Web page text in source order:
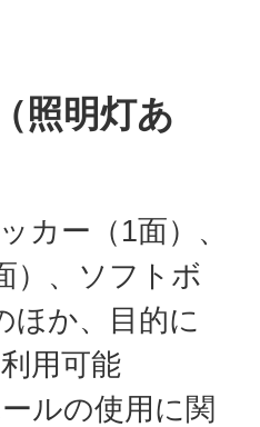
照明灯あ
カー（1面）、
）、ソフトボ
ほか、目的に
用可能
ルの使用に関